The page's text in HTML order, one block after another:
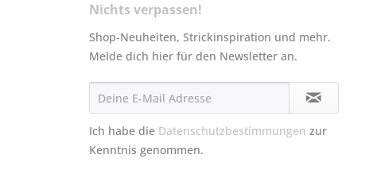
Nichts verpassen!
Shop-Neuheiten, Strickinspiration und mehr.
Melde dich hier für den Newsletter an.
Ich habe die Datenschutzbestimmungen zur
Kenntnis genommen.